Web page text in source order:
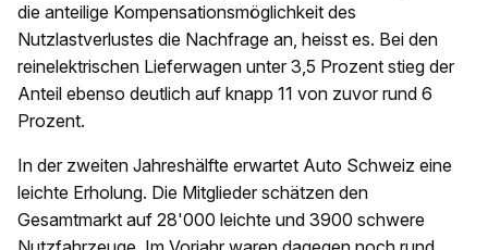
die anteilige Kompensationsmöglichkeit des
Nutzlastverlustes die Nachfrage an, heisst es. Bei den
reinelektrischen Lieferwagen unter 3,5 Prozent stieg der
Anteil ebenso deutlich auf knapp 11 von zuvor rund 6
Prozent.
In der zweiten Jahreshälfte erwartet Auto Schweiz eine
leichte Erholung. Die Mitglieder schätzen den
Gesamtmarkt auf 28'000 leichte und 3900 schwere